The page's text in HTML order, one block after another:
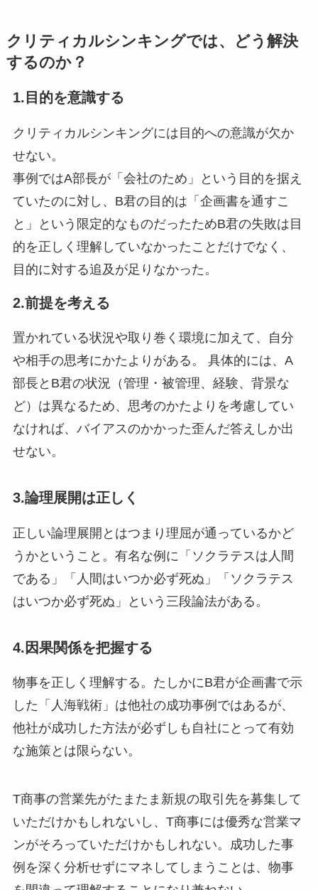
クリティカルシンキングでは、どう解決
するのか？
1.目的を意識する
クリティカルシンキングには目的への意識が欠か
せない。
事例ではA部長が「会社のため」という目的を据え
ていたのに対し、B君の目的は「企画書を通すこ
と」という限定的なものだったためB君の失敗は目
的を正しく理解していなかったことだけでなく、
目的に対する追及が足りなかった。
2.前提を考える
置かれている状況や取り巻く環境に加えて、自分
や相手の思考にかたよりがある。 具体的には、A
部長とB君の状況（管理・被管理、経験、背景な
ど）は異なるため、思考のかたよりを考慮してい
なければ、バイアスのかかった歪んだ答えしか出
せない。
3.論理展開は正しく
正しい論理展開とはつまり理屈が通っているかど
うかということ。有名な例に「ソクラテスは人間
である」「人間はいつか必ず死ぬ」「ソクラテス
はいつか必ず死ぬ」という三段論法がある。
4.因果関係を把握する
物事を正しく理解する。たしかにB君が企画書で示
した「人海戦術」は他社の成功事例ではあるが、
他社が成功した方法が必ずしも自社にとって有効
な施策とは限らない。
T商事の営業先がたまたま新規の取引先を募集して
いただけかもしれないし、T商事には優秀な営業マ
ンがそろっていただけかもしれない。成功した事
例を深く分析せずにマネしてしまうことは、物事